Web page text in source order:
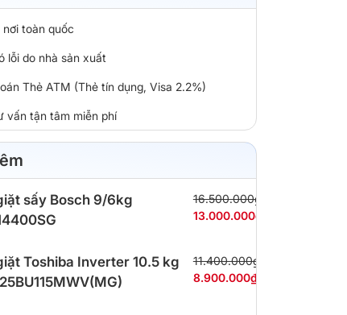
toàn quốc
lỗi do nhà sản xuất
Thẻ ATM (Thẻ tín dụng, Visa 2.2%)
vấn tận tâm miễn phí
sấy Bosch 9/6kg
16.500.000₫
13.000.000₫
Toshiba Inverter 10.5 kg
11.400.000₫
8.900.000₫